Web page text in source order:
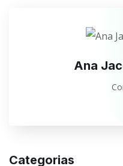
Ana
Categorias